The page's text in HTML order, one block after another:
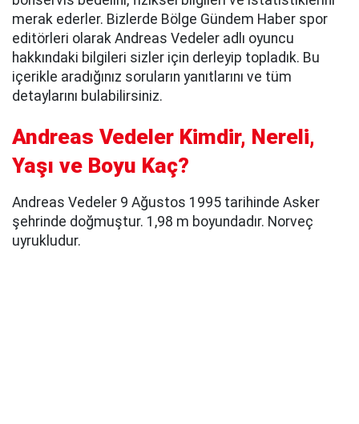
merak ederler. Bizlerde Bölge Gündem Haber spor
editörleri olarak Andreas Vedeler adlı oyuncu
hakkındaki bilgileri sizler için derleyip topladık. Bu
içerikle aradığınız soruların yanıtlarını ve tüm
detaylarını bulabilirsiniz.
Andreas Vedeler Kimdir, Nereli,
Yaşı ve Boyu Kaç?
Andreas Vedeler 9 Ağustos 1995 tarihinde Asker
şehrinde doğmuştur. 1,98 m boyundadır. Norveç
uyrukludur.